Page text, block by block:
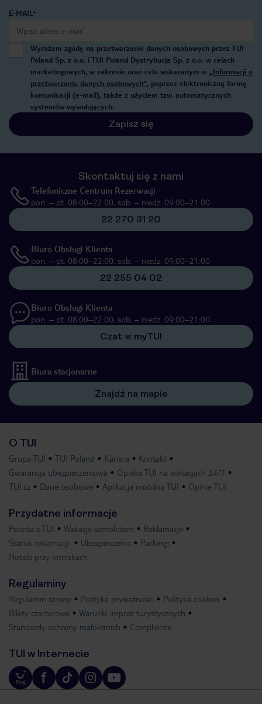
E-MAIL*
Wyrażam zgodę na przetwarzanie danych osobowych przez TUI
Poland Sp. z o.o. i TUI Poland Dystrybucja Sp. z o.o. w celach
marketingowych, w zakresie oraz celu wskazanym w „Informacji o
przetwarzaniu danych osobowych”, poprzez elektroniczną formę
komunikacji (e-mail), także z użyciem tzw. automatycznych
systemów wywołujących.
Zapisz się
Skontaktuj się z nami
Telefoniczne Centrum Rezerwacji
pon. – pt. 08:00–22:00, sob. – niedz. 09:00–21:00
22 270 31 20
Biuro Obsługi Klienta
pon. – pt. 08:00–22:00, sob. – niedz. 09:00–21:00
22 255 04 02
Biuro Obsługi Klienta
pon. – pt. 08:00–22:00, sob. – niedz. 09:00–21:00
Czat w myTUI
Biura stacjonarne
Znajdź na mapie
O TUI
Grupa TUI TUI Poland Kariera
Kontakt
Gwarancja ubezpieczeniowa
Opieka TUI na wakacjach 24/7
TUI.cz
Dane osobowe Aplikacja mobilna TUI Opinie TUI
Przydatne informacje
Podróż z TUI Wakacje samolotem
Reklamacje
Status reklamacji
Ubezpieczenia
Parkingi
Hotele przy lotniskach
Regulaminy
Regulamin strony Polityka prywatności
Polityka cookies
Bilety czarterowe
Warunki imprez turystycznych
Standardy ochrony małoletnich
Compliance
TUI w Internecie